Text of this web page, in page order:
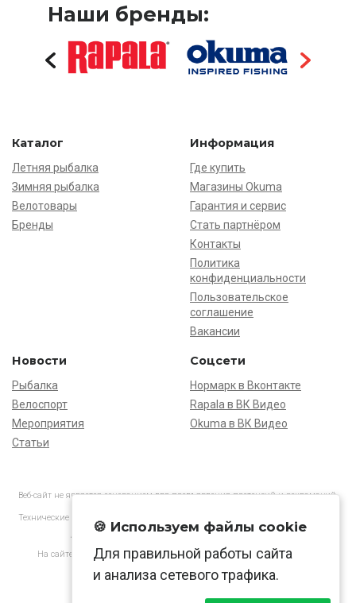
Наши бренды:
Каталог
Летняя рыбалка
Зимняя рыбалка
Велотовары
Бренды
Информация
Где купить
Магазины Okuma
Гарантия и сервис
Стать партнёром
Контакты
Политика
конфиденциальности
Пользовательское
соглашение
Вакансии
Новости
Рыбалка
Велоспорт
Мероприятия
Статьи
Соцсети
Нормарк в Вконтакте
Rapala в ВК Видео
Okuma в ВК Видео
Веб-сайт не является основанием для предъявления претензий и рекламаций,
Технические характеристики товаров могут отличаться от указанных на сайте.
АО «Нормарк» ИНН 7728172512 ОГРН 1037739603505
На сайте применяютсярекомендательные технологиив соответствии
🍪 Используем файлы cookie
Для правильной работы сайта
и анализа сетевого трафика.